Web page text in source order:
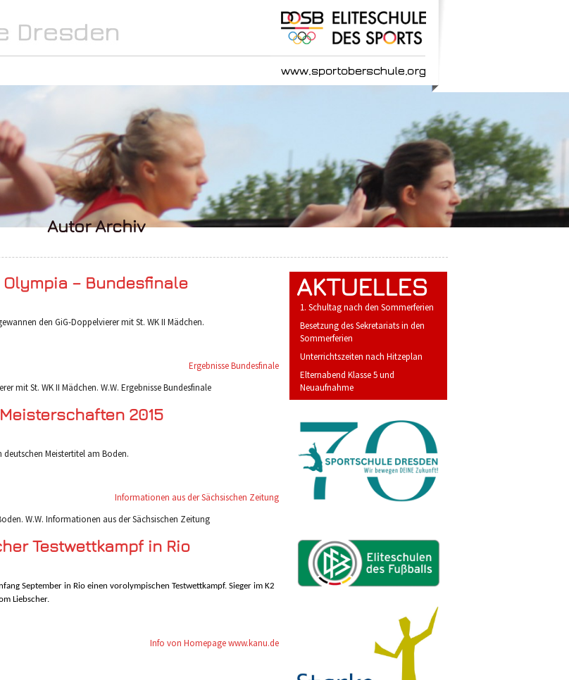
Autor Archiv
– Bundesfinale
den GiG-Doppelvierer mit St. WK II Mädchen.
Ergebnisse Bundesfinale
mit St. WK II Mädchen. W.W. Ergebnisse Bundesfinale
2015
Meistertitel am Boden.
Informationen aus der Sächsischen Zeitung
W.W. Informationen aus der Sächsischen Zeitung
Testwettkampf in Rio
September in Rio einen vorolympischen Testwettkampf. Sieger im K2
Liebscher.
Info von Homepage www.kanu.de
AKTUELLES
1. Schultag nach den Sommerferien
Besetzung des Sekretariats in den
Sommerferien
Unterrichtszeiten nach Hitzeplan
Elternabend Klasse 5 und
Neuaufnahme